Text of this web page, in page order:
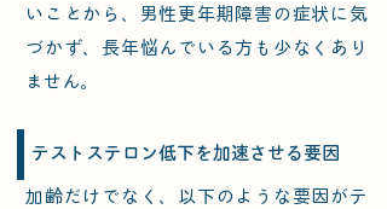
いことから、男性更年期障害の症状に気
づかず、長年悩んでいる方も少なくあり
ません。
テストステロン低下を加速させる要因
加齢だけでなく、以下のような要因がテ